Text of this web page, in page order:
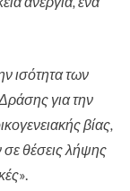
ισότητα των
για την
βίας,
σε θέσεις λήψης
».